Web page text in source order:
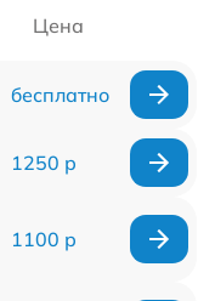
Цена
бесплатно
1250 р
1100 р